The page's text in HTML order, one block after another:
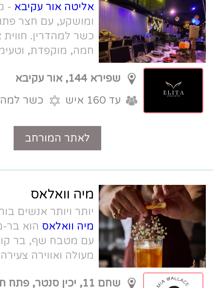
אליטה אור עקיבא- מתחם בוטיק מעוצב
ומושקע, עם חצר פתוחה, ומטבח שף
כשר למהדרין. חווית אירוח אינטימית,
חמה, מוקפדת, וטעימה במיוחד.
שפירא 144, אור עקיבא
כשר למהדרין
טלפון
מיה וואלאס
יותר ויותר אנשים בוחרים לחגוג אחרת.
מיה וואלאסהוא בר-מסעדה מלא סטייל,
עם מטבח שף, בר קוקטיילים, מוזיקה
מעולה ואווירה צעירה ומשוחררת,
שהופכים כל אירוע לחוויית בילוי בלתי
נשכחת.שחם 11, יכין סנטר, פתח תקווה